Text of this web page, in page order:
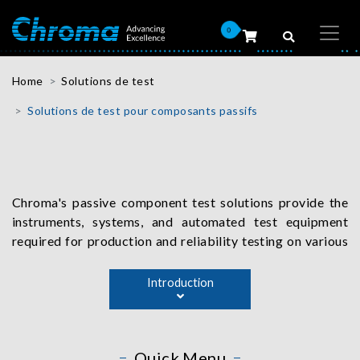
0
Home Solutions de test
Solutions de test pour composants passifs
Chroma's passive component test solutions provide the
instruments, systems, and automated test equipment
required for production and reliability testing on various
capacitors, and resistors. They can also be used to test
the LCR and insulation resistance parameters. Chroma's
insulation, ground resistance, and dynamic leakage
Introduction